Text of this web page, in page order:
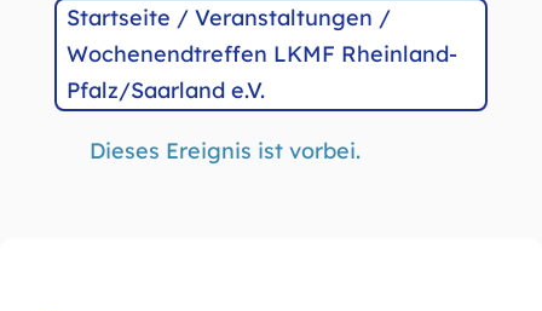
Startseite / Veranstaltungen /
Wochenendtreffen LKMF Rheinland-
Pfalz/Saarland e.V.
Dieses Ereignis ist vorbei.